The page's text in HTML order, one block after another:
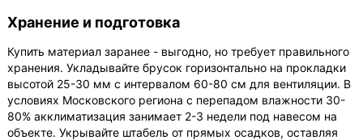
Хранение и подготовка
Купить материал заранее - выгодно, но требует правильного
хранения. Укладывайте брусок горизонтально на прокладки
высотой 25-30 мм с интервалом 60-80 см для вентиляции. В
условиях Московского региона с перепадом влажности 30-
80% акклиматизация занимает 2-3 недели под навесом на
объекте. Укрывайте штабель от прямых осадков, оставляя